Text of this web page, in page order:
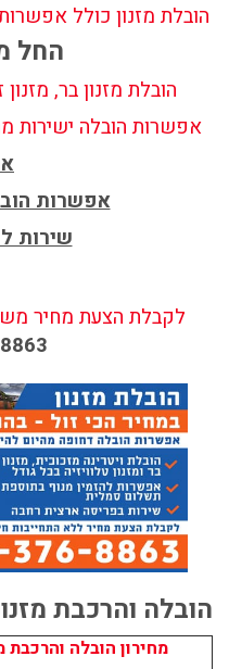
הובלת מזנון כולל
החל
הובלת מזנון בר, מזנון
אפשרות הובלה ישירות
אפשרות
שירות
לקבלת הצעת מחיר
הובלה והרכבת
מחירון הובלה והרכבת